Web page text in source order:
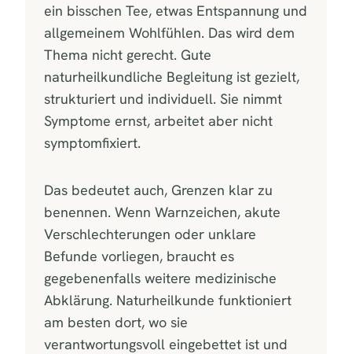
ein bisschen Tee, etwas Entspannung und
allgemeinem Wohlfühlen. Das wird dem
Thema nicht gerecht. Gute
naturheilkundliche Begleitung ist gezielt,
strukturiert und individuell. Sie nimmt
Symptome ernst, arbeitet aber nicht
symptomfixiert.
Das bedeutet auch, Grenzen klar zu
benennen. Wenn Warnzeichen, akute
Verschlechterungen oder unklare
Befunde vorliegen, braucht es
gegebenenfalls weitere medizinische
Abklärung. Naturheilkunde funktioniert
am besten dort, wo sie
verantwortungsvoll eingebettet ist und